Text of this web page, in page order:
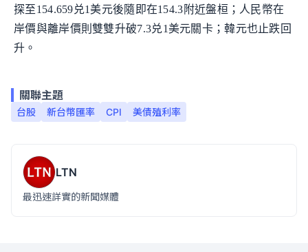
探至154.659兑1美元後隨即在154.3附近盤桓；人民幣在
岸價與離岸價則雙雙升破7.3兑1美元關卡；韓元也止跌回
升。
關聯主題
台股 新台幣匯率 CPI 美債殖利率
LTN
最迅速詳實的新聞媒體